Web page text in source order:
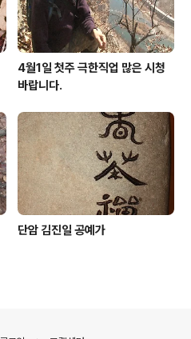
4월1일 첫주 극한직업 많은 시청
바랍니다.
단암 김진일 공예가